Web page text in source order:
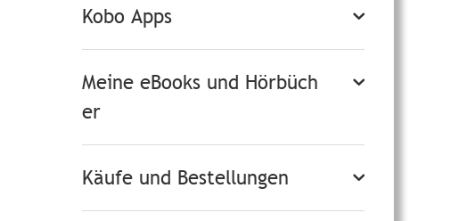
Kobo Apps
Meine eBooks und Hörbüch
er
Käufe und Bestellungen